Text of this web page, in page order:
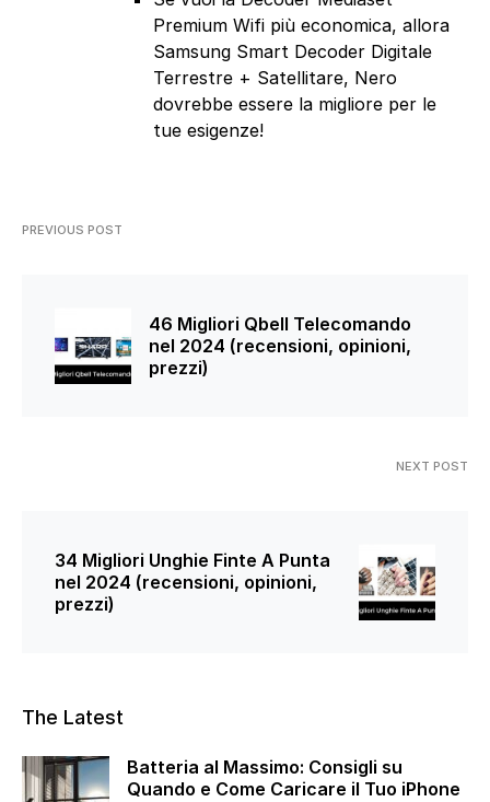
Premium Wifi più economica, allora
Samsung Smart Decoder Digitale
Terrestre + Satellitare, Nero
dovrebbe essere la migliore per le
tue esigenze!
PREVIOUS POST
46 Migliori Qbell Telecomando
nel 2024 (recensioni, opinioni,
prezzi)
NEXT POST
34 Migliori Unghie Finte A Punta
nel 2024 (recensioni, opinioni,
prezzi)
The Latest
Batteria al Massimo: Consigli su
Quando e Come Caricare il Tuo iPhone